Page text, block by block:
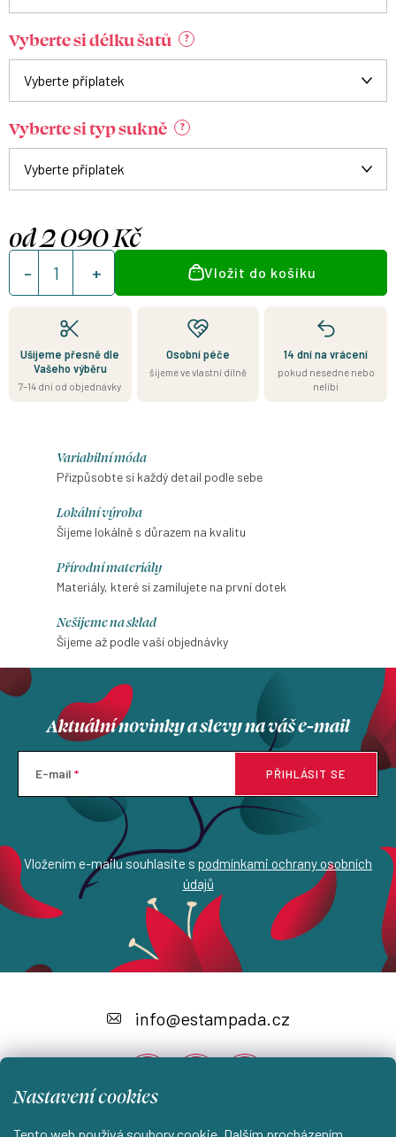
Nastavení cookies
Vyberte si délku šatů ?
Vyberte si typ sukně ?
od2 090 Kč
Měrná
cena:
Vložit do košíku
Ušijeme přesně dle
Vašeho výběru
7–14 dní od objednávky
Osobní péče
šijeme ve vlastní dílně
14 dní na vrácení
pokud nesedne nebo
nelíbí
Variabilní móda
Přizpůsobte si každý detail podle sebe
Lokální výroba
Šijeme lokálně s důrazem na kvalitu
Přírodní materiály
Materiály, které si zamilujete na první dotek
Nešijeme na sklad
Šijeme až podle vaší objednávky
Aktuální novinky a slevy na váš e-mail
E-mail
Vložením e-mailu souhlasíte s podmínkami ochrany osobních
údajů
PŘIHLÁSIT SE
p
a
info@estampada.cz